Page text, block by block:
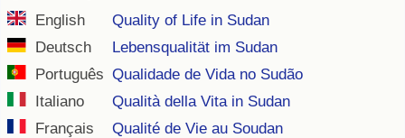
English
Quality of Life in Sudan
Deutsch
Lebensqualität im Sudan
Português Qualidade de Vida no Sudão
Italiano
Qualità della Vita in Sudan
Français
Qualité de Vie au Soudan
Índice de Contaminación (Actual)
Índice de contaminación
Índice de Contaminación por País